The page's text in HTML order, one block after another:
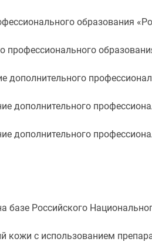
образования
дополнительного
дополнительного
базе Российского
кожи с использованием